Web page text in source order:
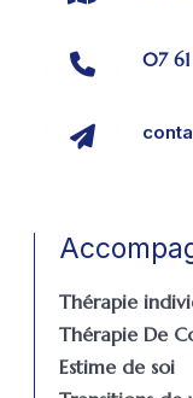
07
Thérapie
Thérapie De
Estime de soi